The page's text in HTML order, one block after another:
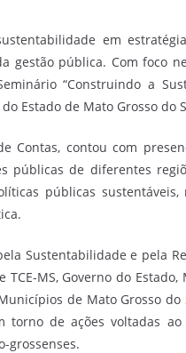
em
gestão pública. Com foco
“Construindo a
Estado de Mato Grosso do
Contas, contou com
públicas de diferentes
públicas sustentáveis,
Sustentabilidade e pela
MS, Governo do
de Mato Grosso do
torno de ações voltadas
grossenses.